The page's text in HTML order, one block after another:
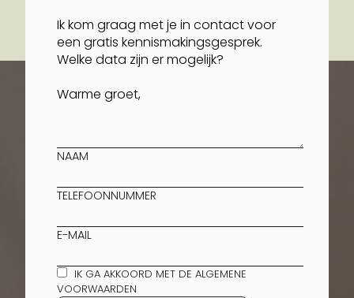
NAAM
TELEFOONNUMMER
E-MAIL
IK GA AKKOORD MET DE ALGEMENE
VOORWAARDEN